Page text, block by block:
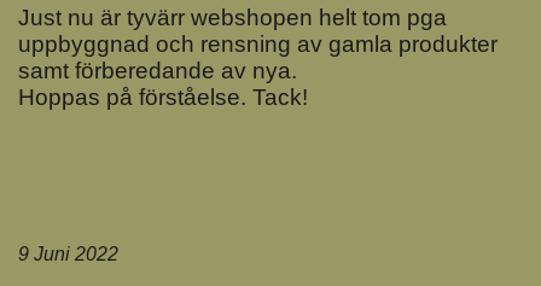
Just nu är tyvärr webshopen helt tom pga
uppbyggnad och rensning av gamla produkter
samt förberedande av nya.
Hoppas på förståelse. Tack!
9 Juni 2022